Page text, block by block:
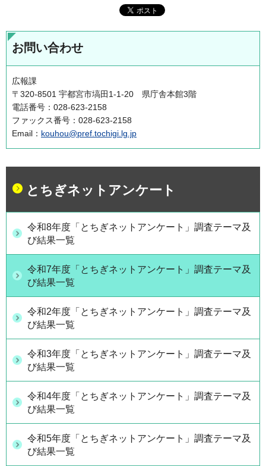
お問い合わせ
広報課
〒320-8501 宇都宮市塙田1-1-20 県庁舎本館3階
電話番号：028-623-2158
ファックス番号：028-623-2158
Email： kouhou@pref.tochigi.lg.jp
とちぎネットアンケート
令和8年度「とちぎネットアンケート」調査テーマ及
び結果一覧
令和7年度「とちぎネットアンケート」調査テーマ及
び結果一覧
令和2年度「とちぎネットアンケート」調査テーマ及
び結果一覧
令和3年度「とちぎネットアンケート」調査テーマ及
び結果一覧
令和4年度「とちぎネットアンケート」調査テーマ及
び結果一覧
令和5年度「とちぎネットアンケート」調査テーマ及
び結果一覧